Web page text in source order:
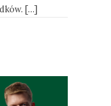
[…]